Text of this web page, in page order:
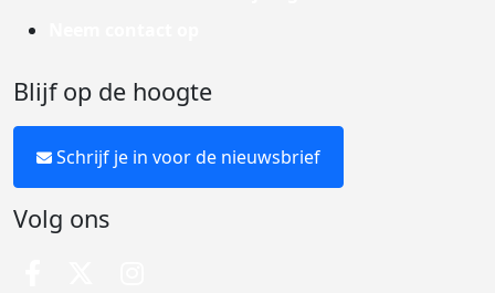
Blijf op de hoogte
Schrijf je in voor de nieuwsbrief
Volg ons